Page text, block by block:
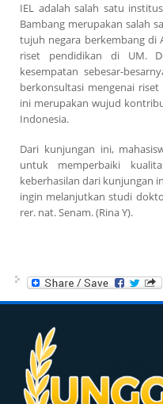
IEL adalah salah satu
Bambang merupakan salah
tujuh negara berkembang di
riset pendidikan di UM.
kesempatan sebesar-
berkonsultasi mengenai
ini merupakan wujud
Indonesia.
Dari kunjungan ini,
untuk memperbaiki
keberhasilan dari kunjungan
ingin melanjutkan studi
rer. nat. Senam. (Rina Y).